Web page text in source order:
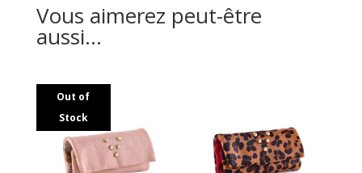
Vous aimerez peut-être
aussi…
Out of
Stock